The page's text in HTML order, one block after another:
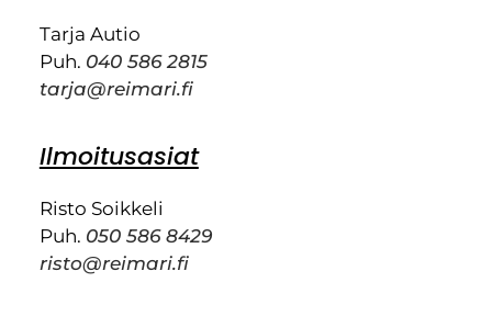
Tarja Autio
Puh. 040 586 2815
tarja@reimari.fi
Ilmoitusasiat
Risto Soikkeli
Puh. 050 586 8429
risto@reimari.fi